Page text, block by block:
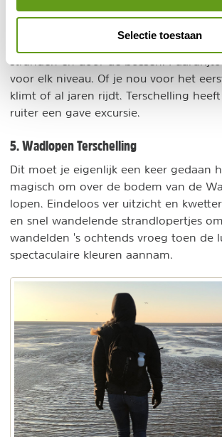
Selectie toestaan
liefhebbers vanpaardrijden. Super tof
voor elk niveau. Of je nou voor het
klimt of al jaren rijdt. Terschelling
ruiter een gave excursie.
5. Wadlopen Terschelling
Dit moet je eigenlijk een keer gedaan
magisch om over de bodem van de
lopen. Eindeloos ver uitzicht en
en snel wandelende strandlopertjes
wandelden 's ochtends vroeg toen de
spectaculaire kleuren aannam.